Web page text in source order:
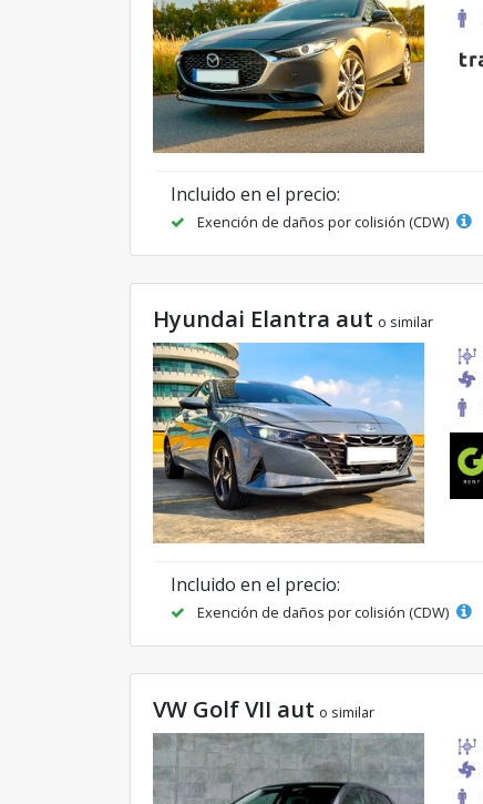
Incluido en el precio:
Exención de daños por colisión (CDW)
Hyundai Elantra aut o similar
Incluido en el precio:
Exención de daños por colisión (CDW)
VW Golf VII aut o similar